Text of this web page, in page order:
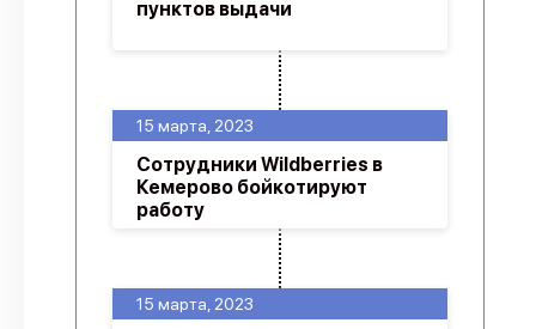
15 марта, 2023
15 марта, 2023
Сотрудники Wildberries в
Кемерово бойкотируют
работу
пунктов выдачи